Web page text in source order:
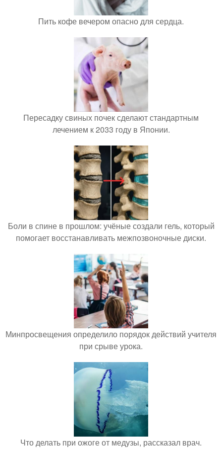
Пить кофе вечером опасно для сердца.
Пересадку свиных почек сделают стандартным
лечением к 2033 году в Японии.
Боли в спине в прошлом: учёные создали гель, который
помогает восстанавливать межпозвоночные диски.
Минпросвещения определило порядок действий учителя
при срыве урока.
Что делать при ожоге от медузы, рассказал врач.